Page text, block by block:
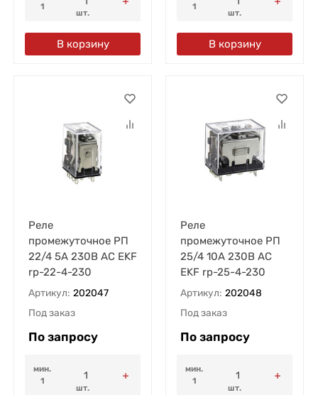
1
шт.
В корзину
1
шт.
В корзину
Реле
промежуточное РП
22/4 5А 230В AC EKF
rp-22-4-230
Артикул: 202047
Под заказ
По запросу
мин.
1
шт.
Реле
промежуточное РП
25/4 10А 230В AC
EKF rp-25-4-230
Артикул: 202048
Под заказ
По запросу
мин.
1
шт.